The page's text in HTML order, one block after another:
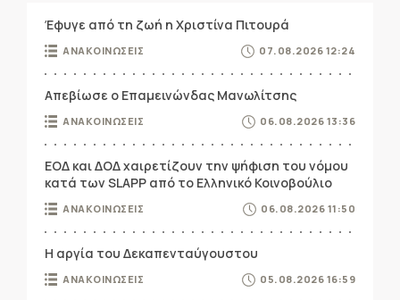
Έφυγε από τη ζωή η Χριστίνα Πιτουρά
ΑΝΑΚΟΙΝΩΣΕΙΣ 07.08.2026 12:24
Απεβίωσε ο Επαμεινώνδας Μανωλίτσης
ΑΝΑΚΟΙΝΩΣΕΙΣ 06.08.2026 13:36
ΕΟΔ και ΔΟΔ χαιρετίζουν την ψήφιση του νόμου
κατά των SLAPP από το Ελληνικό Κοινοβούλιο
ΑΝΑΚΟΙΝΩΣΕΙΣ 06.08.2026 11:50
Η αργία του Δεκαπενταύγουστου
ΑΝΑΚΟΙΝΩΣΕΙΣ 05.08.2026 16:59